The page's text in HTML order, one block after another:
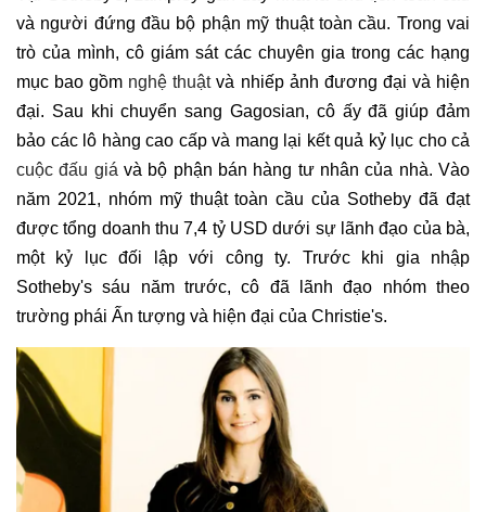
và người đứng đầu bộ phận mỹ thuật toàn cầu. Trong vai
trò của mình, cô giám sát các chuyên gia trong các hạng
mục bao gồm nghệ thuậtvà nhiếp ảnh đương đại và hiện
đại. Sau khi chuyển sang Gagosian, cô ấy đã giúp đảm
bảo các lô hàng cao cấp và mang lại kết quả kỷ lục cho cả
cuộc đấu giá và bộ phận bán hàng tư nhân của nhà. Vào
năm 2021, nhóm mỹ thuật toàn cầu của Sotheby đã đạt
được tổng doanh thu 7,4 tỷ USD dưới sự lãnh đạo của bà,
một kỷ lục đối lập với công ty. Trước khi gia nhập
Sotheby's sáu năm trước, cô đã lãnh đạo nhóm theo
trường phái Ấn tượng và hiện đại của Christie's.